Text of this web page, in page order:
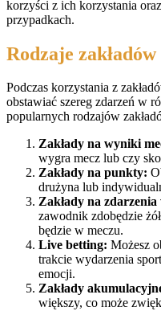
korzyści z ich korzystania
przypadkach.
Rodzaje
Podczas korzystania z
obstawiać szereg zdarzeń w
popularnych rodzajów
Zakłady na wyniki
wygra mecz lub czy
Zakłady na punkty:
drużyna lub
Zakłady na zdarzenia
zawodnik zdobędzie
będzie w meczu.
Live betting: Możesz
trakcie wydarzenia
emocji.
Zakłady
większy, co może